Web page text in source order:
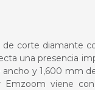
corte diamante
una presencia
y 1,600 mm
viene